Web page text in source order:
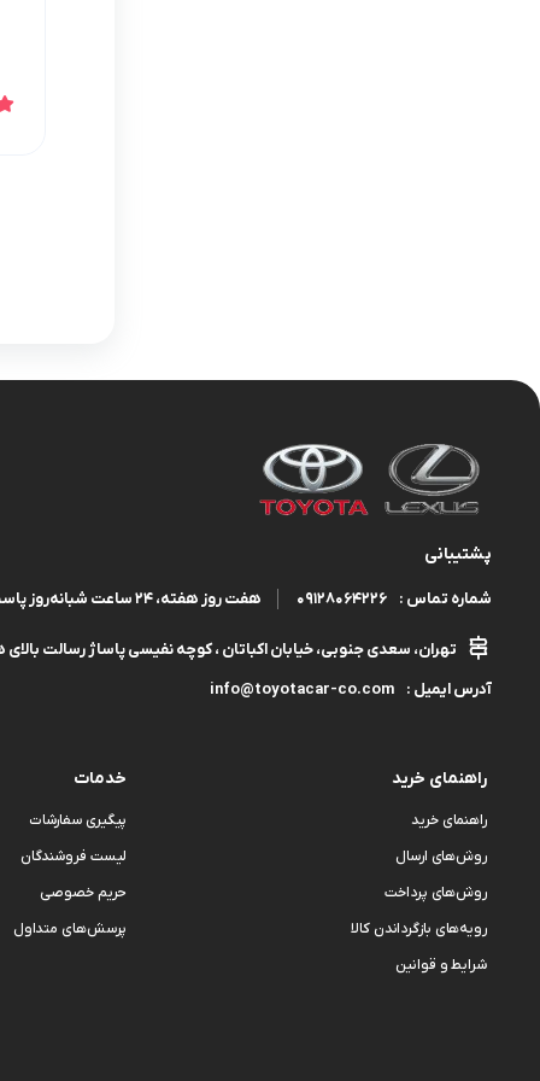
پشتیبانی
شماره تماس : 09128064226 هفت روز هفته، ۲۴ ساعت شبانه‌روز پاسخگوی شما هستیم.
تهران، سعدی جنوبی، خیابان اکباتان ، کوچه نفیسی پاساژ رسالت بالای
آدرس ایمیل :
info@toyotacar-co.com
راهنمای خرید
راهنمای خرید
روش‌های ارسال
روش‌های پرداخت
رویه‌های بازگرداندن کالا
شرایط و قوانین
خدمات
پیگیری سفارشات
لیست فروشندگان
حریم خصوصی
پرسش‌های متداول